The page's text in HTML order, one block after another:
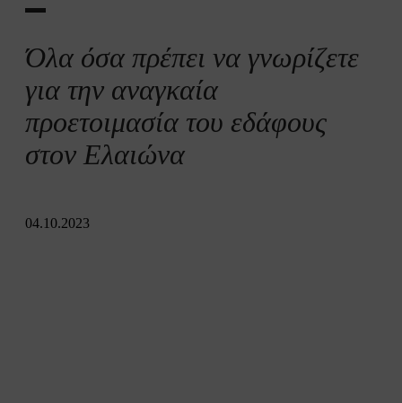
Όλα όσα πρέπει να γνωρίζετε
για την αναγκαία
προετοιμασία του εδάφους
στον Ελαιώνα
04.10.2023